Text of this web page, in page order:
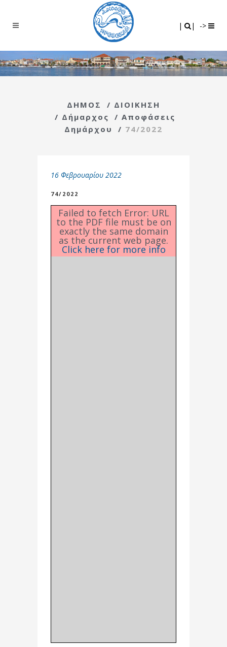
| | ->
ΔΗΜΟΣ / ΔΙΟΙΚΗΣΗ
/ Δήμαρχος / Αποφάσεις
Δημάρχου
/ 74/2022
16 Φεβρουαρίου 2022
74/2022
Failed to fetch Error: URL
to the PDF file must be on
exactly the same domain
as the current web page.
Click here for more info